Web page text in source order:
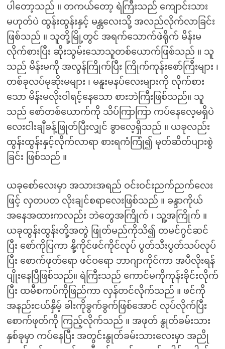
ပါတော့သည် ။ တကယ်တော့ ရဲကြီးသည် ကျောင်းသား
မဟုတ်ပဲ ထွန်းထွန်းနှင့် မန္တလေးသို့ အလည်လိုက်လာခြင်း
ဖြစ်သည် ။ သူတို့မြို့တွင် အရက်သောက်ဖဲရိုက် မိန်းမ
လိုက်စားပြီး ဆိုးသွမ်းသောသူတစ်ယောက်ဖြစ်သည် ။ သူ
သည် မိန်းမကို အလွန်ကြိုက်ပြီး ကြိုက်ကုန်းစော်ကြီးများ ၊
တစ်ခုလပ်မုဆိုးမများ ၊ မနူးမနပ်လေးများကို လိုက်စား
သော မိန်းမလိုးဝါရင့်နေသော စားဘဲကြီးဖြစ်သည်။ သူ
သည် စော်တစ်ယောက်ကို သိပ်ကြာကြာ ကပ်နေလေ့မရှိပဲ
လေးငါးချီခန့်ဖြုတ်ပြီးလျှင် ခွာလေ့ရှိသည် ။ ယခုလည်း
ထွန်းထွန်းနှင့်လိုက်လာရာ စားရကံကြုံ၍ မုတ်ဆိတ်ပျားစွဲ
ခြင်း ဖြစ်သည် ။
ယခုစော်လေးမှာ အသားအရည် ဝင်းဝင်းညက်ညက်လေး
ဖြင့် လှတပတ လိုးချင်စရာလေးဖြစ်သည် ။ ခန္ဒာကိုယ်
အနေအထားကလည်း ဘဲတွေအကြိုက် ၊ သူ့အကြိုက် ။
ယခုထွန်းထွန်းတို့အတွဲ ဖြုတ်မည်ကိုသိ၍ တမင်ဂွင်ဆင်
ပြီး စော်ကိုပြကာ နို့ကိုင်ဖင်ကိုင်လုပ် ပွတ်သီးပွတ်သပ်လုပ်
ပြီး စောက်ဖုတ်ရော ဖင်ဝရော ဘာဂျာကိုင်ကာ အပီလိုးရန်
ပျိုးနေပြီဖြစ်သည်။ ရဲကြီးသည် ကောင်မကိုကုန်းခိုင်းလိုက်
ပြီး ထမီစကပ်ကိုဖြည်ကာ လှန်တင်လိုက်သည် ။ ဖင်ကို
အနည်းငယ်နှိမ့် ခါးကိုခွက်ခွက်ဖြစ်အောင် လုပ်လိုက်ပြီး
စောက်ဖုတ်ကို ကြည့်လိုက်သည် ။ အဖုတ် နွုတ်ခမ်းသား
နှစ်ခုမှာ ကပ်နေပြီး အတွင်းနွုတ်ခမ်းသားလေးမှာ အညို